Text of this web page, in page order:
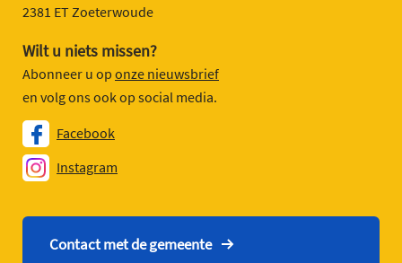
2381 ET Zoeterwoude
Wilt u niets missen?
Abonneer u op onze nieuwsbrief
en volg ons ook op social media.
Facebook
Instagram
Contact met de gemeente